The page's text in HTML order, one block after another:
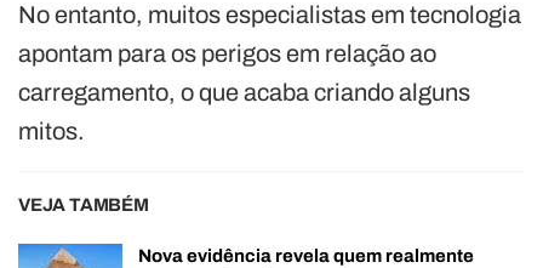
No entanto, muitos especialistas em tecnologia
apontam para os perigos em relação ao
carregamento, o que acaba criando alguns
mitos.
VEJA TAMBÉM
Nova evidência revela quem realmente